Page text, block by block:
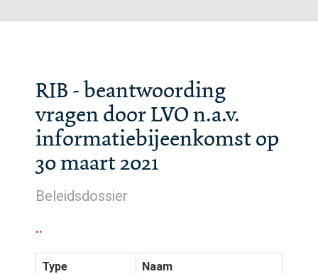
RIB - beantwoording
vragen door LVO n.a.v.
informatiebijeenkomst op
30 maart 2021
Beleidsdossier
..
Type Naam